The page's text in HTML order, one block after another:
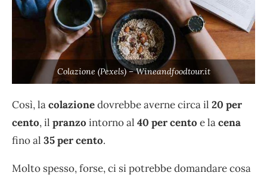
Colazione (Pexels) – Wineandfoodtour.it
Così, lacolazionedovrebbe averne circa il 20 per
cento, il pranzo intorno al 40 per cento e lacena
fino al 35 per cento.
Molto spesso, forse, ci si potrebbe domandare cosa